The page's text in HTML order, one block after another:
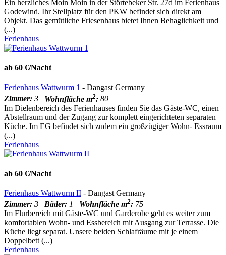
Ein herzliches Moin Moin in der Störtebeker Str. 27d im Ferienhaus
Godewind. Ihr Stellplatz für den PKW befindet sich direkt am
Objekt. Das gemütliche Friesenhaus bietet Ihnen Behaglichkeit und
(...)
Ferienhaus
ab 60 €/Nacht
Ferienhaus Wattwurm 1 - Dangast Germany
Zimmer: 3 Wohnfläche m2: 80
Im Dielenbereich des Ferienhauses finden Sie das Gäste-WC, einen
Abstellraum und der Zugang zur komplett eingerichteten separaten
Küche. Im EG befindet sich zudem ein großzügiger Wohn- Essraum
(...)
Ferienhaus
ab 60 €/Nacht
Ferienhaus Wattwurm II - Dangast Germany
Zimmer: 3 Bäder: 1 Wohnfläche m2: 75
Im Flurbereich mit Gäste-WC und Garderobe geht es weiter zum
komfortablen Wohn- und Essbereich mit Ausgang zur Terrasse. Die
Küche liegt separat. Unsere beiden Schlafräume mit je einem
Doppelbett (...)
Ferienhaus